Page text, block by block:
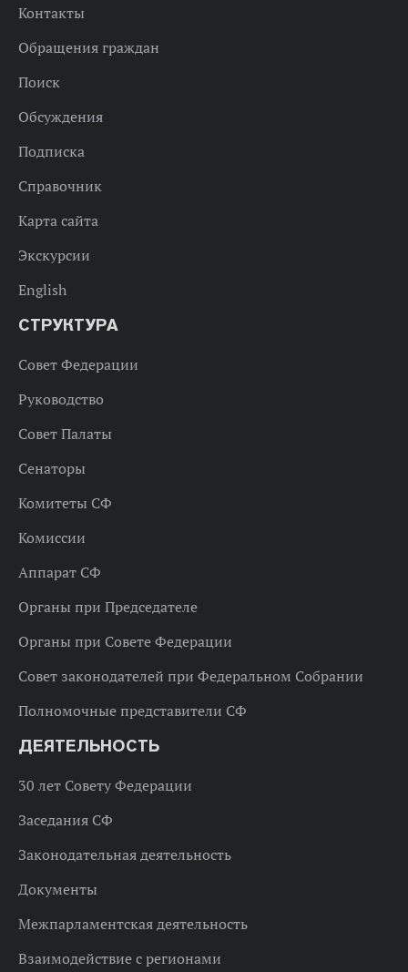
Контакты
Обращения граждан
Поиск
Обсуждения
Подписка
Справочник
Карта сайта
Экскурсии
English
СТРУКТУРА
Совет Федерации
Руководство
Совет Палаты
Сенаторы
Комитеты СФ
Комиссии
Аппарат СФ
Органы при Председателе
Органы при Совете Федерации
Совет законодателей при Федеральном Собрании
Полномочные представители СФ
ДЕЯТЕЛЬНОСТЬ
30 лет Совету Федерации
Заседания СФ
Законодательная деятельность
Документы
Межпарламентская деятельность
Взаимодействие с регионами